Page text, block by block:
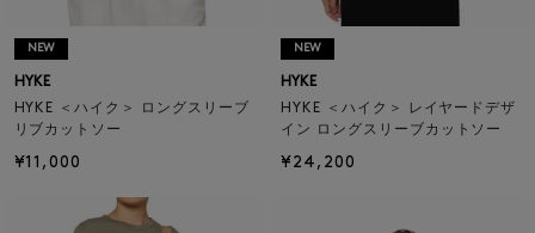
NEW
HYKE
HYKE ＜ハイク＞ ロングスリーブ
リブカットソー
¥11,000
NEW
HYKE
HYKE ＜ハイク＞ レイヤードデザ
イン ロングスリーブカットソー
¥24,200